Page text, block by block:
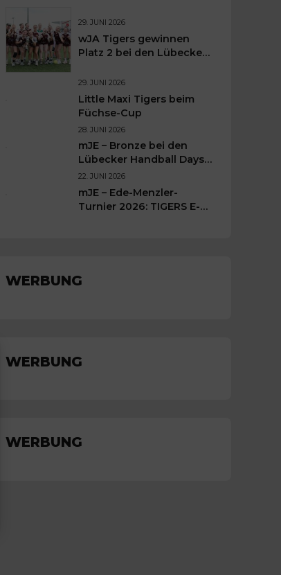
29. JUNI 2026
wJA Tigers gewinnen
Platz 2 bei den Lübecker
29. JUNI 2026
Little Maxi Tigers beim
Füchse-Cup
28. JUNI 2026
mJE – Bronze bei den
Lübecker Handball Days –
Was für ein Wochenende
für unsere kleinen TIGERS
22. JUNI 2026
mJE – Ede-Menzler-
Turnier 2026: TIGERS E-
WERBUNG
WERBUNG
WERBUNG